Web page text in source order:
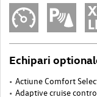
Echipari
Actiune Comfort
Adaptive cruise